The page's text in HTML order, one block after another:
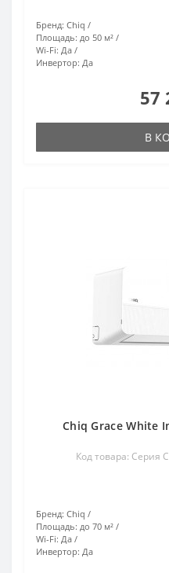
Бренд: Chiq
Площадь: до 50 м²
Wi-Fi: Да
Инвертор: Да
57
В
Chiq Grace White
Код товара: Серия
Бренд: Chiq
Площадь: до 70 м²
Wi-Fi: Да
Инвертор: Да